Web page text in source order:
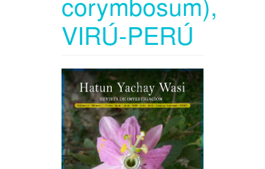
VIRÚ-PERÚ
Barra
lateral
del
artículo